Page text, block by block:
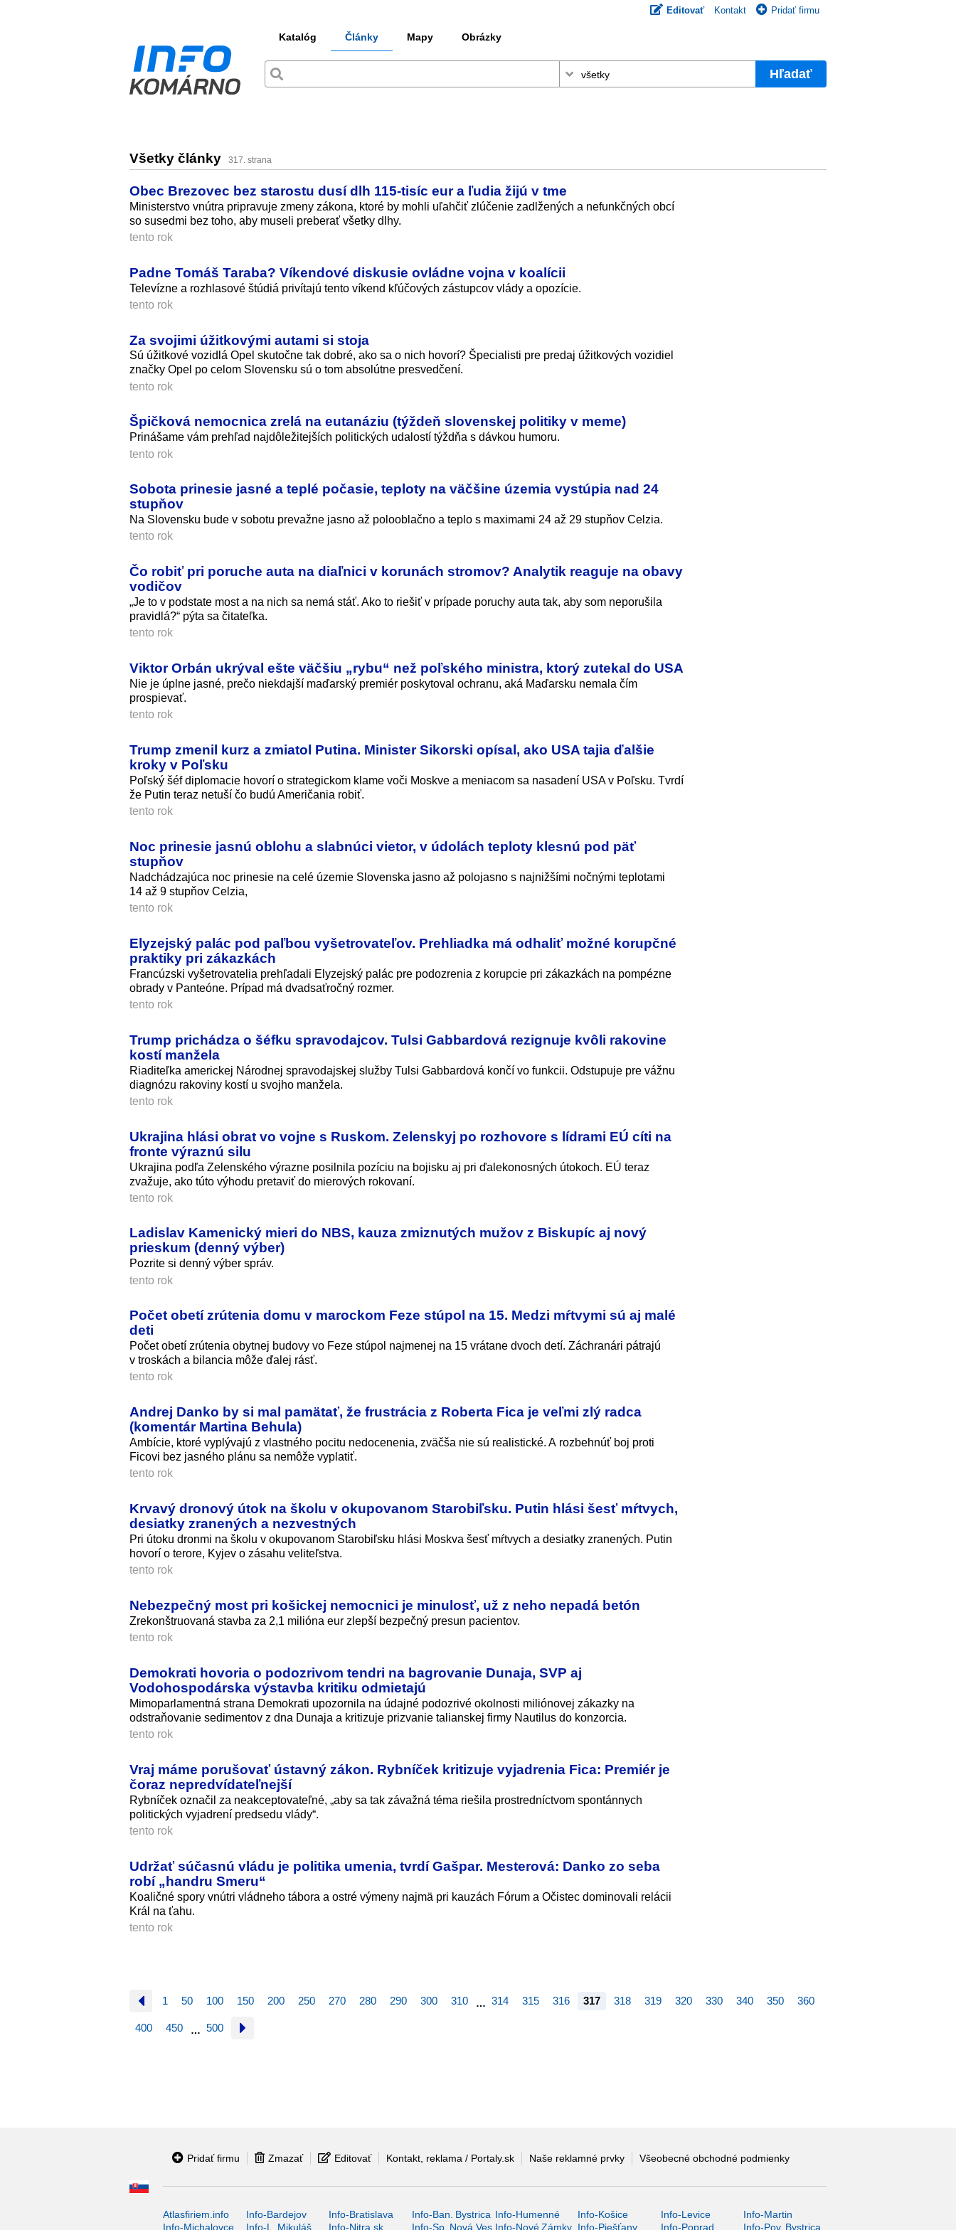
Editovať Kontakt Pridať firmu
Katalóg Články Mapy Obrázky
Hľadať
Všetky články 317. strana
Obec Brezovec bez starostu dusí dlh 115‑tisíc eur a ľudia žijú v tme
Ministerstvo vnútra pripravuje zmeny zákona, ktoré by mohli uľahčiť zlúčenie zadlžených a nefunkčných obcí
so susedmi bez toho, aby museli preberať všetky dlhy.
tento rok
Padne Tomáš Taraba? Víkendové diskusie ovládne vojna v koalícii
Televízne a rozhlasové štúdiá privítajú tento víkend kľúčových zástupcov vlády a opozície.
tento rok
Za svojimi úžitkovými autami si stoja
Sú úžitkové vozidlá Opel skutočne tak dobré, ako sa o nich hovorí? Špecialisti pre predaj úžitkových vozidiel
značky Opel po celom Slovensku sú o tom absolútne presvedčení.
tento rok
Špičková nemocnica zrelá na eutanáziu (týždeň slovenskej politiky v meme)
Prinášame vám prehľad najdôležitejších politických udalostí týždňa s dávkou humoru.
tento rok
Sobota prinesie jasné a teplé počasie, teploty na väčšine územia vystúpia nad 24
stupňov
Na Slovensku bude v sobotu prevažne jasno až polooblačno a teplo s maximami 24 až 29 stupňov Celzia.
tento rok
Čo robiť pri poruche auta na diaľnici v korunách stromov? Analytik reaguje na obavy
vodičov
„Je to v podstate most a na nich sa nemá stáť. Ako to riešiť v prípade poruchy auta tak, aby som neporušila
pravidlá?“ pýta sa čitateľka.
tento rok
Viktor Orbán ukrýval ešte väčšiu „rybu“ než poľského ministra, ktorý zutekal do USA
Nie je úplne jasné, prečo niekdajší maďarský premiér poskytoval ochranu, aká Maďarsku nemala čím
prospievať.
tento rok
Trump zmenil kurz a zmiatol Putina. Minister Sikorski opísal, ako USA tajia ďalšie
kroky v Poľsku
Poľský šéf diplomacie hovorí o strategickom klame voči Moskve a meniacom sa nasadení USA v Poľsku. Tvrdí
že Putin teraz netuší čo budú Američania robiť.
tento rok
Noc prinesie jasnú oblohu a slabnúci vietor, v údolách teploty klesnú pod päť
stupňov
Nadchádzajúca noc prinesie na celé územie Slovenska jasno až polojasno s najnižšími nočnými teplotami
14 až 9 stupňov Celzia,
tento rok
Elyzejský palác pod paľbou vyšetrovateľov. Prehliadka má odhaliť možné korupčné
praktiky pri zákazkách
Francúzski vyšetrovatelia prehľadali Elyzejský palác pre podozrenia z korupcie pri zákazkách na pompézne
obrady v Panteóne. Prípad má dvadsaťročný rozmer.
tento rok
Trump prichádza o šéfku spravodajcov. Tulsi Gabbardová rezignuje kvôli rakovine
kostí manžela
Riaditeľka americkej Národnej spravodajskej služby Tulsi Gabbardová končí vo funkcii. Odstupuje pre vážnu
diagnózu rakoviny kostí u svojho manžela.
tento rok
Ukrajina hlási obrat vo vojne s Ruskom. Zelenskyj po rozhovore s lídrami EÚ cíti na
fronte výraznú silu
Ukrajina podľa Zelenského výrazne posilnila pozíciu na bojisku aj pri ďalekonosných útokoch. EÚ teraz
zvažuje, ako túto výhodu pretaviť do mierových rokovaní.
tento rok
Ladislav Kamenický mieri do NBS, kauza zmiznutých mužov z Biskupíc aj nový
prieskum (denný výber)
Pozrite si denný výber správ.
tento rok
Počet obetí zrútenia domu v marockom Feze stúpol na 15. Medzi mŕtvymi sú aj malé
deti
Počet obetí zrútenia obytnej budovy vo Feze stúpol najmenej na 15 vrátane dvoch detí. Záchranári pátrajú
v troskách a bilancia môže ďalej rásť.
tento rok
Andrej Danko by si mal pamätať, že frustrácia z Roberta Fica je veľmi zlý radca
(komentár Martina Behula)
Ambície, ktoré vyplývajú z vlastného pocitu nedocenenia, zväčša nie sú realistické. A rozbehnúť boj proti
Ficovi bez jasného plánu sa nemôže vyplatiť.
tento rok
Krvavý dronový útok na školu v okupovanom Starobiľsku. Putin hlási šesť mŕtvych,
desiatky zranených a nezvestných
Pri útoku dronmi na školu v okupovanom Starobiľsku hlási Moskva šesť mŕtvych a desiatky zranených. Putin
hovorí o terore, Kyjev o zásahu veliteľstva.
tento rok
Nebezpečný most pri košickej nemocnici je minulosť, už z neho nepadá betón
Zrekonštruovaná stavba za 2,1 milióna eur zlepší bezpečný presun pacientov.
tento rok
Demokrati hovoria o podozrivom tendri na bagrovanie Dunaja, SVP aj
Vodohospodárska výstavba kritiku odmietajú
Mimoparlamentná strana Demokrati upozornila na údajné podozrivé okolnosti miliónovej zákazky na
odstraňovanie sedimentov z dna Dunaja a kritizuje prizvanie talianskej firmy Nautilus do konzorcia.
tento rok
Vraj máme porušovať ústavný zákon. Rybníček kritizuje vyjadrenia Fica: Premiér je
čoraz nepredvídateľnejší
Rybníček označil za neakceptovateľné, „aby sa tak závažná téma riešila prostredníctvom spontánnych
politických vyjadrení predsedu vlády“.
tento rok
Udržať súčasnú vládu je politika umenia, tvrdí Gašpar. Mesterová: Danko zo seba
robí „handru Smeru“
Koaličné spory vnútri vládneho tábora a ostré výmeny najmä pri kauzách Fórum a Očistec dominovali relácii
Král na ťahu.
tento rok
1 50 100 150 200 250 270 280 290 300 310 … 314 315 316 317 318 319 320 330 340 350 360
400 450 … 500
Pridať firmu Zmazať Editovať Kontakt, reklama / Portaly.sk Naše reklamné prvky Všeobecné obchodné podmienky
Atlasfiriem.info Info-Bardejov Info-Bratislava Info-Ban. Bystrica Info-Humenné Info-Košice Info-Levice
Info-Martin
Info-Michalovce
Info-L. Mikuláš Info-Nitra.sk Info-Sp. Nová Ves Info-Nové Zámky Info-Piešťany Info-Poprad Info-Pov. Bystrica